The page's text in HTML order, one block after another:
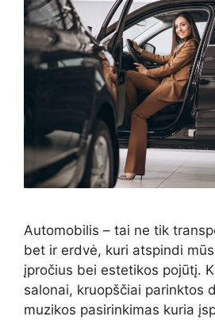
Automobilis – tai ne tik
bet ir erdvė, kuri atspindi
įpročius bei estetikos pojūtį.
salonai, kruopščiai parinktos
muzikos pasirinkimas kuria